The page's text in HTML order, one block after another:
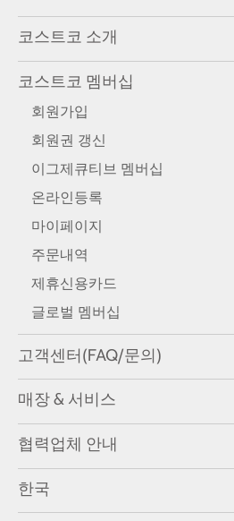
코스트코 소개
코스트코 멤버십
회원가입
회원권 갱신
이그제큐티브 멤버십
온라인등록
마이페이지
주문내역
제휴신용카드
글로벌 멤버십
고객센터(FAQ/문의)
매장 & 서비스
협력업체 안내
한국